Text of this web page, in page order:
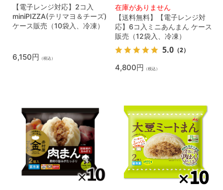
【電子レンジ対応】2コ入
miniPIZZA(テリマヨ＆チーズ)
ケース販売（10袋入、冷凍）
6,150円 （税込）
在庫がありません
【送料無料】【電子レンジ対
応】6コ入ミニあんまん ケース
販売（12袋入、冷凍）
5.0 （2）
4,800円 （税込）